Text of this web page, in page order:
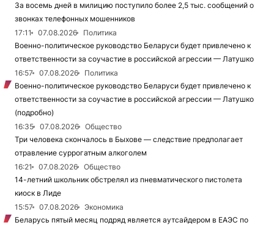
За восемь дней в милицию поступило более 2,5 тыс. сообщений о
звонках телефонных мошенников
17:11
07.08.2026
Политика
Военно-политическое руководство Беларуси будет привлечено к
ответственности за соучастие в российской агрессии — Латушко
16:57
07.08.2026
Политика
Военно-политическое руководство Беларуси будет привлечено к
ответственности за соучастие в российской агрессии — Латушко
(подробно)
16:35
07.08.2026
Общество
Три человека скончалось в Быхове — следствие предполагает
отравление суррогатным алкоголем
16:21
07.08.2026
Общество
14-летний школьник обстрелял из пневматического пистолета
киоск в Лиде
15:57
07.08.2026
Экономика
Беларусь пятый месяц подряд является аутсайдером в ЕАЭС по